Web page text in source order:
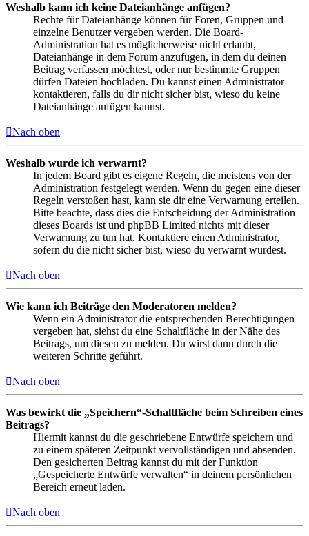
Weshalb kann ich keine Dateianhänge anfügen?
Rechte für Dateianhänge können für Foren, Gruppen und
einzelne Benutzer vergeben werden. Die Board-
Administration hat es möglicherweise nicht erlaubt,
Dateianhänge in dem Forum anzufügen, in dem du deinen
Beitrag verfassen möchtest, oder nur bestimmte Gruppen
dürfen Dateien hochladen. Du kannst einen Administrator
kontaktieren, falls du dir nicht sicher bist, wieso du keine
Dateianhänge anfügen kannst.
Nach oben
Weshalb wurde ich verwarnt?
In jedem Board gibt es eigene Regeln, die meistens von der
Administration festgelegt werden. Wenn du gegen eine dieser
Regeln verstoßen hast, kann sie dir eine Verwarnung erteilen.
Bitte beachte, dass dies die Entscheidung der Administration
dieses Boards ist und phpBB Limited nichts mit dieser
Verwarnung zu tun hat. Kontaktiere einen Administrator,
sofern du die nicht sicher bist, wieso du verwarnt wurdest.
Nach oben
Wie kann ich Beiträge den Moderatoren melden?
Wenn ein Administrator die entsprechenden Berechtigungen
vergeben hat, siehst du eine Schaltfläche in der Nähe des
Beitrags, um diesen zu melden. Du wirst dann durch die
weiteren Schritte geführt.
Nach oben
Was bewirkt die „Speichern“-Schaltfläche beim Schreiben eines
Beitrags?
Hiermit kannst du die geschriebene Entwürfe speichern und
zu einem späteren Zeitpunkt vervollständigen und absenden.
Den gesicherten Beitrag kannst du mit der Funktion
„Gespeicherte Entwürfe verwalten“ in deinem persönlichen
Bereich erneut laden.
Nach oben